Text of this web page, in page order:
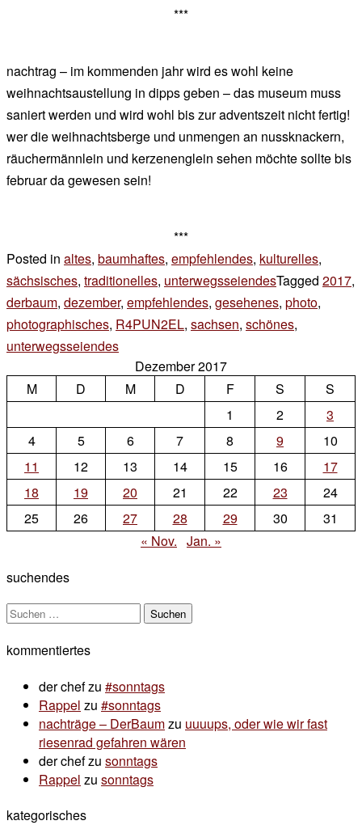
***
nachtrag – im kommenden jahr wird es wohl keine
weihnachtsaustellung in dipps geben – das museum muss
saniert werden und wird wohl bis zur adventszeit nicht fertig!
wer die weihnachtsberge und unmengen an nussknackern,
räuchermännlein und kerzenenglein sehen möchte sollte bis
februar da gewesen sein!
***
Posted in altes, baumhaftes, empfehlendes, kulturelles,
sächsisches, traditionelles, unterwegsseiendesTagged 2017,
derbaum, dezember, empfehlendes, gesehenes, photo,
photographisches, R4PUN2EL, sachsen, schönes,
unterwegsseiendes
striezel
in
schön
Dezember 2017
M
D M D F S
S
1
2
3
4
5 6 7 8 9
10
11
12 13 14 15 16
17
18
19 20 21 22 23
24
25
26 27 28 29 30
31
« Nov. Jan. »
suchendes
Suchen
kommentiertes
der chefzu #sonntags
Rappel zu #sonntags
nachträge – DerBaumzu uuuups, oder wie wir fast
riesenrad gefahren wären
der chefzu sonntags
Rappel zu sonntags
kategorisches